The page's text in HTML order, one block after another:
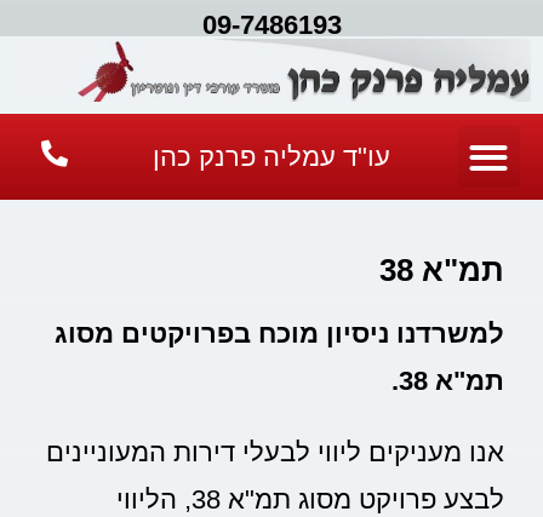
09-7486193
עו"ד עמליה פרנק כהן
תמ"א 38
למשרדנו ניסיון מוכח בפרויקטים מסוג
תמ"א 38.
אנו מעניקים ליווי לבעלי דירות המעוניינים
לבצע פרויקט מסוג תמ"א 38, הליווי